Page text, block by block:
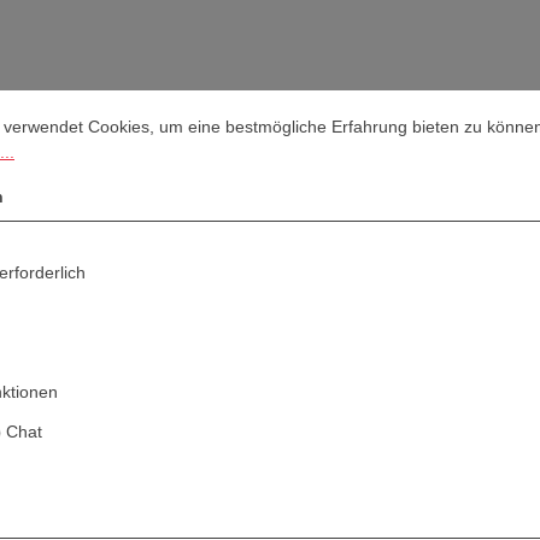
Cookies, um eine bestmögliche Erfahrung bieten zu können.
Cookies, um eine bestmögliche Erfahrung bieten zu
Chat